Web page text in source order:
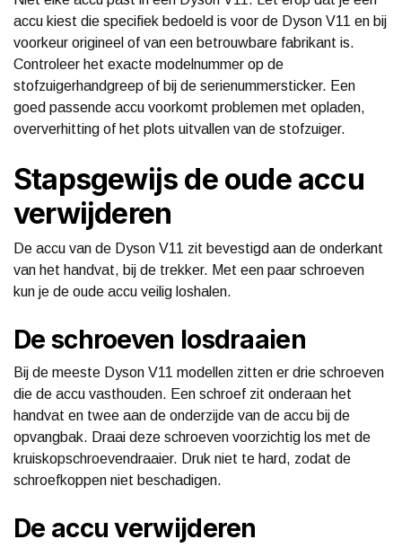
accu kiest die specifiek bedoeld is voor de Dyson V11 en bij
voorkeur origineel of van een betrouwbare fabrikant is.
Controleer het exacte modelnummer op de
stofzuigerhandgreep of bij de serienummersticker. Een
goed passende accu voorkomt problemen met opladen,
oververhitting of het plots uitvallen van de stofzuiger.
Stapsgewijs de oude accu
verwijderen
De accu van de Dyson V11 zit bevestigd aan de onderkant
van het handvat, bij de trekker. Met een paar schroeven
kun je de oude accu veilig loshalen.
De schroeven losdraaien
Bij de meeste Dyson V11 modellen zitten er drie schroeven
die de accu vasthouden. Een schroef zit onderaan het
handvat en twee aan de onderzijde van de accu bij de
opvangbak. Draai deze schroeven voorzichtig los met de
kruiskopschroevendraaier. Druk niet te hard, zodat de
schroefkoppen niet beschadigen.
De accu verwijderen